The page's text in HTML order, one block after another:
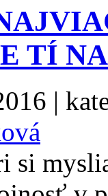
TÍ
|
si